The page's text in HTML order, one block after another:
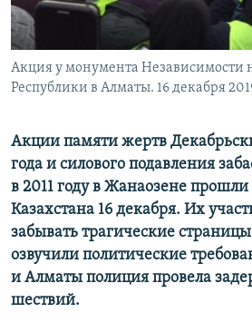
Акция у монумента Независимости
Республики в Алматы. 16 декабря
Акции памяти жертв
года и силового подавления
в 2011 году в Жанаозене
Казахстана 16 декабря. Их
забывать трагические
озвучили политические
и Алматы полиция провела
шествий.